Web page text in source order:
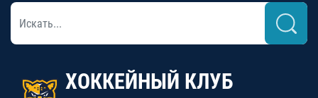
ХОККЕЙНЫЙ КЛУБ